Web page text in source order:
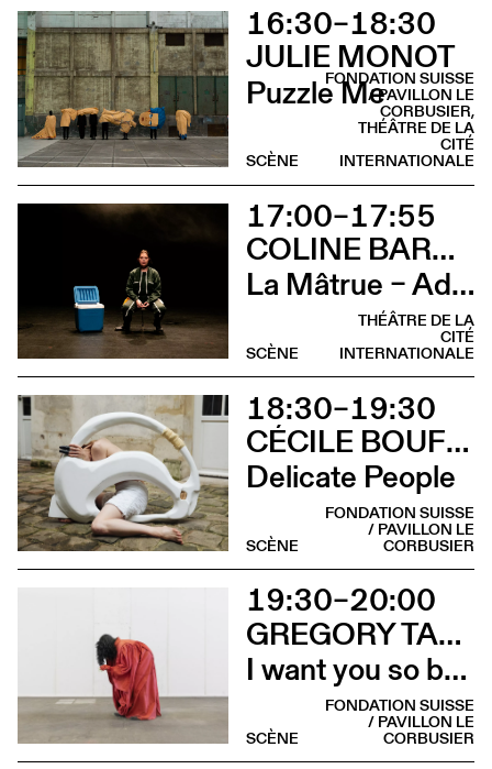
16:30–18:30
JULIE MONOT
Puzzle MeFONDATION SUISSE
/ PAVILLON LE
CORBUSIER,
THÉÂTRE DE LA
CITÉ
INTERNATIONALE
SCÈNE
17:00–17:55
COLINE BARDIN
La Mâtrue – Adieu à la ferme
THÉÂTRE DE LA
CITÉ
INTERNATIONALE
SCÈNE
18:30–19:30
CÉCILE BOUFFARD & RUTH CHILDS (SCARLETT'S)
Delicate People
FONDATION SUISSE
/ PAVILLON LE
CORBUSIER
SCÈNE
19:30–20:00
GREGORY TARA HARI AVEC PINKY HTUT AUNG
I want you so bad it’s my only wish
FONDATION SUISSE
/ PAVILLON LE
CORBUSIER
SCÈNE